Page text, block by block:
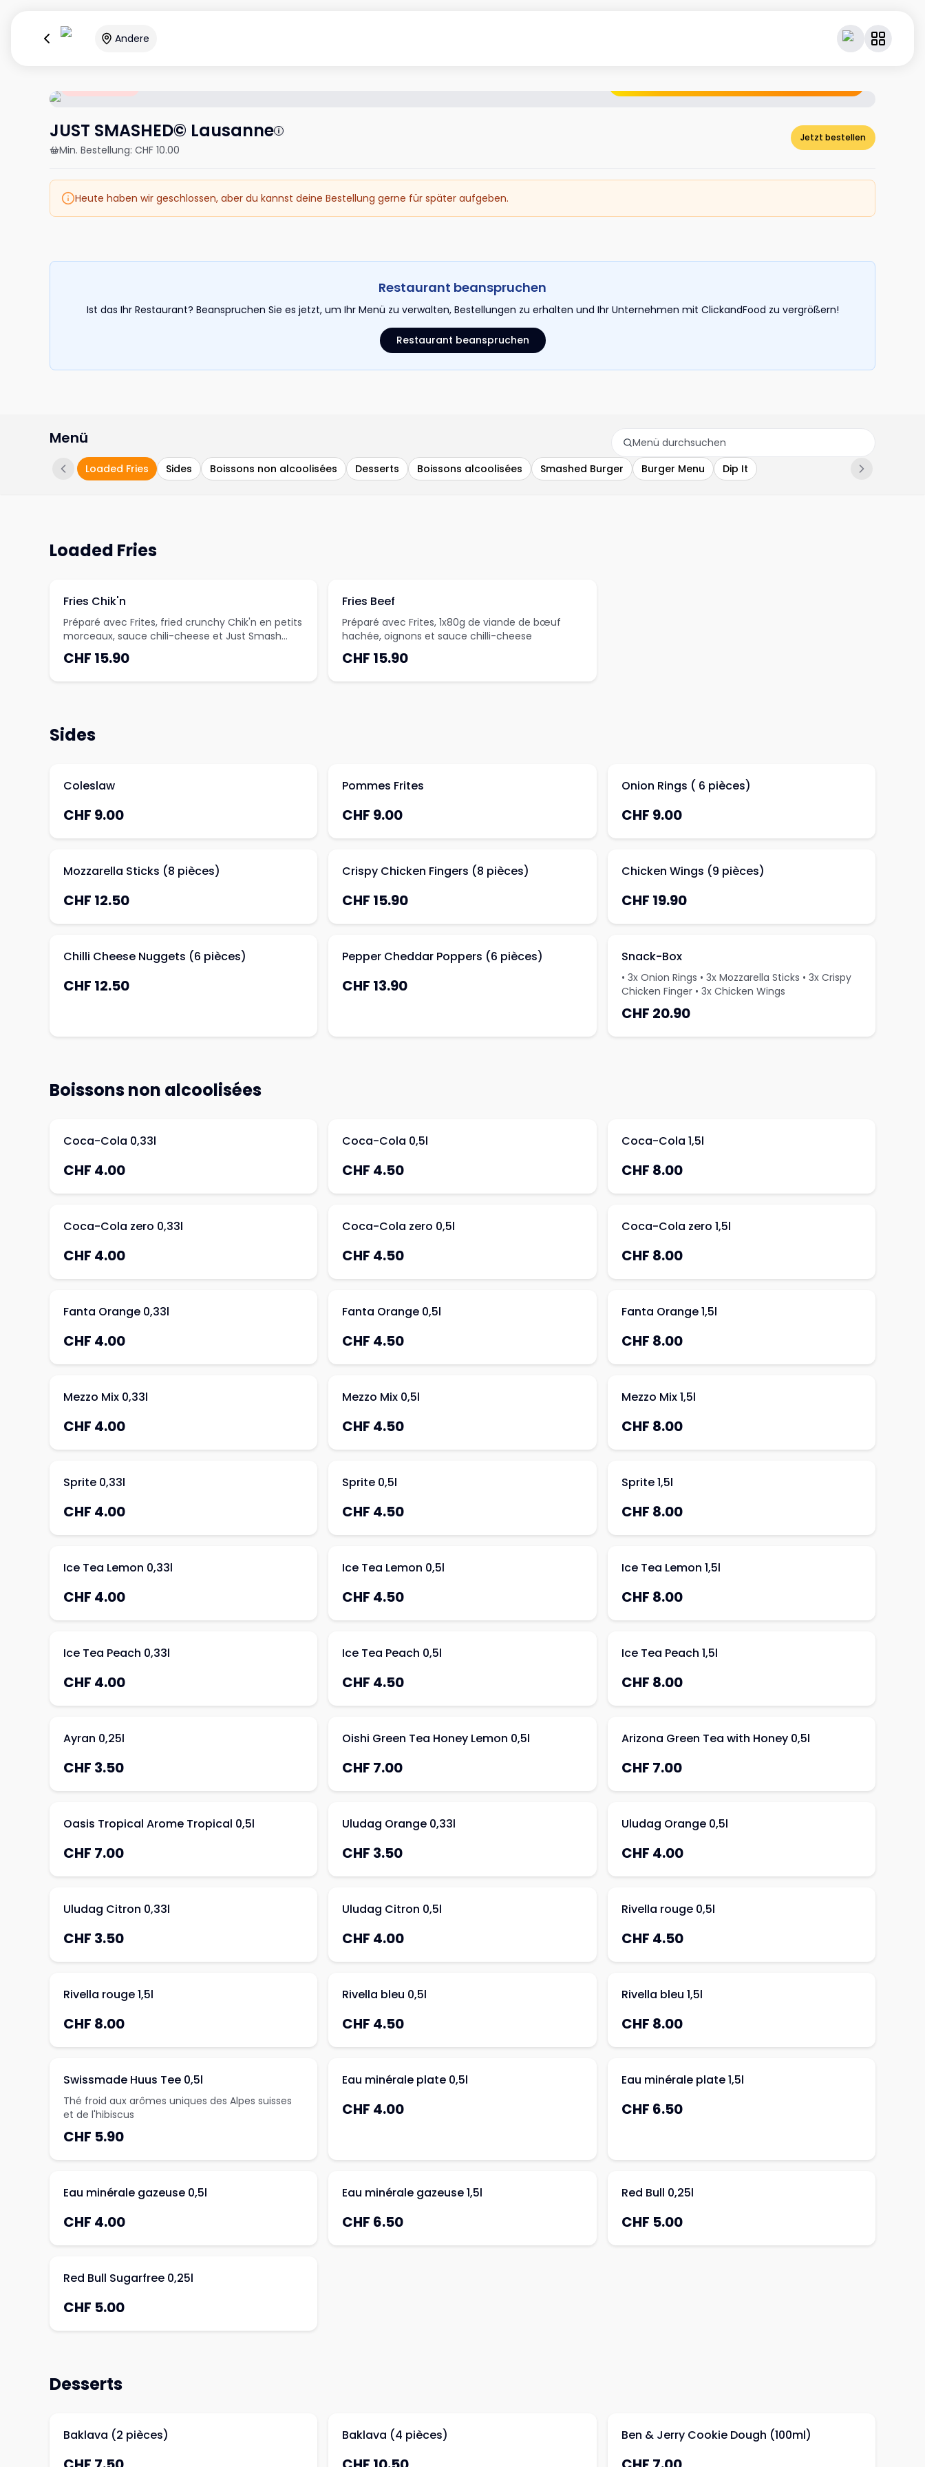
Andere
JUST SMASHED© Lausanne
Min. Bestellung: CHF 10.00
Jetzt bestellen
Heute haben wir geschlossen, aber du kannst deine Bestellung gerne für später aufgeben.
Restaurant beanspruchen
Ist das Ihr Restaurant? Beanspruchen Sie es jetzt, um Ihr Menü zu verwalten, Bestellungen zu erhalten und Ihr Unternehmen mit ClickandFood zu vergrößern!
Restaurant beanspruchen
Menü
Loaded Fries Sides Boissons non alcoolisées Desserts Boissons alcoolisées Smashed Burger Burger Menu Dip It
Loaded Fries
Fries Chik'n
Préparé avec Frites, fried crunchy Chik'n en petits
morceaux, sauce chili-cheese et Just Smash
Sauce
CHF 15.90
Fries Beef
Préparé avec Frites, 1x80g de viande de bœuf
hachée, oignons et sauce chilli-cheese
CHF 15.90
Sides
Coleslaw
CHF 9.00
Pommes Frites
CHF 9.00
Onion Rings ( 6 pièces)
CHF 9.00
Mozzarella Sticks (8 pièces)
CHF 12.50
Crispy Chicken Fingers (8 pièces)
CHF 15.90
Chicken Wings (9 pièces)
CHF 19.90
Chilli Cheese Nuggets (6 pièces)
CHF 12.50
Pepper Cheddar Poppers (6 pièces)
CHF 13.90
Snack-Box
• 3x Onion Rings • 3x Mozzarella Sticks • 3x Crispy
Chicken Finger • 3x Chicken Wings
CHF 20.90
Boissons non alcoolisées
Coca-Cola 0,33l
CHF 4.00
Coca-Cola 0,5l
CHF 4.50
Coca-Cola 1,5l
CHF 8.00
Coca-Cola zero 0,33l
CHF 4.00
Coca-Cola zero 0,5l
CHF 4.50
Coca-Cola zero 1,5l
CHF 8.00
Fanta Orange 0,33l
CHF 4.00
Fanta Orange 0,5l
CHF 4.50
Fanta Orange 1,5l
CHF 8.00
Mezzo Mix 0,33l
CHF 4.00
Mezzo Mix 0,5l
CHF 4.50
Mezzo Mix 1,5l
CHF 8.00
Sprite 0,33l
CHF 4.00
Sprite 0,5l
CHF 4.50
Sprite 1,5l
CHF 8.00
Ice Tea Lemon 0,33l
CHF 4.00
Ice Tea Lemon 0,5l
CHF 4.50
Ice Tea Lemon 1,5l
CHF 8.00
Ice Tea Peach 0,33l
CHF 4.00
Ice Tea Peach 0,5l
CHF 4.50
Ice Tea Peach 1,5l
CHF 8.00
Ayran 0,25l
CHF 3.50
Oishi Green Tea Honey Lemon 0,5l
CHF 7.00
Arizona Green Tea with Honey 0,5l
CHF 7.00
Oasis Tropical Arome Tropical 0,5l
CHF 7.00
Uludag Orange 0,33l
CHF 3.50
Uludag Orange 0,5l
CHF 4.00
Uludag Citron 0,33l
CHF 3.50
Uludag Citron 0,5l
CHF 4.00
Rivella rouge 0,5l
CHF 4.50
Rivella rouge 1,5l
CHF 8.00
Rivella bleu 0,5l
CHF 4.50
Rivella bleu 1,5l
CHF 8.00
Swissmade Huus Tee 0,5l
Thé froid aux arômes uniques des Alpes suisses
et de l'hibiscus
CHF 5.90
Eau minérale plate 0,5l
CHF 4.00
Eau minérale plate 1,5l
CHF 6.50
Eau minérale gazeuse 0,5l
CHF 4.00
Eau minérale gazeuse 1,5l
CHF 6.50
Red Bull 0,25l
CHF 5.00
Red Bull Sugarfree 0,25l
CHF 5.00
Desserts
Baklava (2 pièces) Baklava (4 pièces) Ben & Jerry Cookie Dough (100ml)